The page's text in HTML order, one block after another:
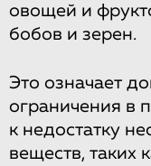
овощей и
бобов и зерен.
Это означает
ограничения в
к недостатку
веществ, таких